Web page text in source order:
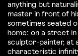
anything but
master in front of
sometimes seated
home: on a street
sculptor-painter, at
characteristic